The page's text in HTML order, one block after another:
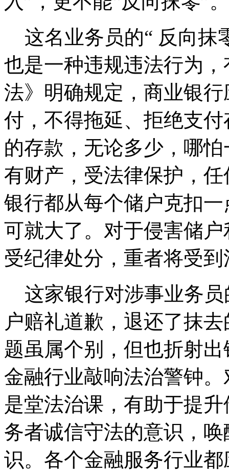
这名业务员的“ 反向抹
也是一种违规违法行为
法》明确规定，商业银
付，不得拖延、拒绝支
的存款，无论多少，哪
有财产，受法律保护，
银行都从每个储户克扣
可就大了。对于侵害储
受纪律处分，重者将受
这家银行对涉事业务员
户赔礼道歉，退还了抹
题虽属个别，但也折射
金融行业敲响法治警钟
是堂法治课，有助于提
务者诚信守法的意识，
识。各个金融服务行业